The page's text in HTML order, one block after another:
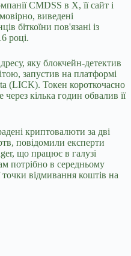
CMDSS в X, її сайт і
виведені
біткоїни пов'язані із
році.
яку блокчейн-детектив
запустив на платформі
(LICK). Токен короткочасно
через кілька годин обвалив її
криптовалюти за дві
повідомили експерти
що працює в галузі
потрібно в середньому
точки відмивання коштів на